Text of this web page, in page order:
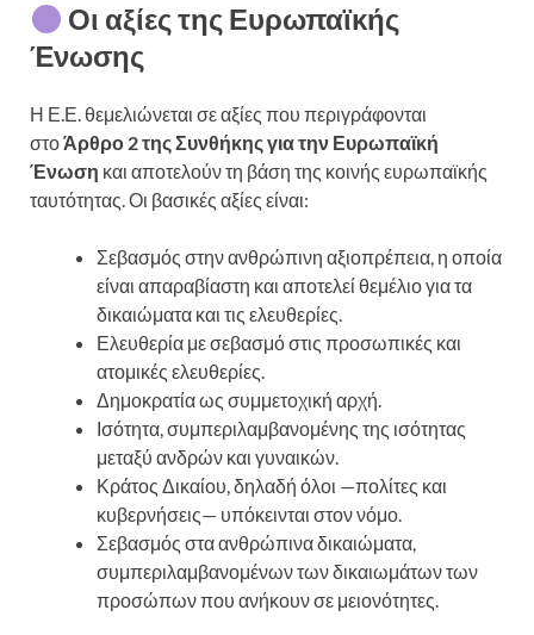
Οι αξίες της Ευρωπαϊκής
Ένωσης
Η Ε.Ε. θεμελιώνεται σε αξίες που περιγράφονται
στοΆρθρο 2 της Συνθήκης για την Ευρωπαϊκή
Ένωση και αποτελούν τη βάση της κοινής ευρωπαϊκής
ταυτότητας. Οι βασικές αξίες είναι:
Σεβασμός στην ανθρώπινη αξιοπρέπεια, η οποία
είναι απαραβίαστη και αποτελεί θεμέλιο για τα
δικαιώματα και τις ελευθερίες.
Ελευθερία με σεβασμό στις προσωπικές και
ατομικές ελευθερίες.
Δημοκρατία ως συμμετοχική αρχή.
Ισότητα, συμπεριλαμβανομένης της ισότητας
μεταξύ ανδρών και γυναικών.
Κράτος Δικαίου, δηλαδή όλοι —πολίτες και
κυβερνήσεις— υπόκεινται στον νόμο.
Σεβασμός στα ανθρώπινα δικαιώματα,
συμπεριλαμβανομένων των δικαιωμάτων των
προσώπων που ανήκουν σε μειονότητες.